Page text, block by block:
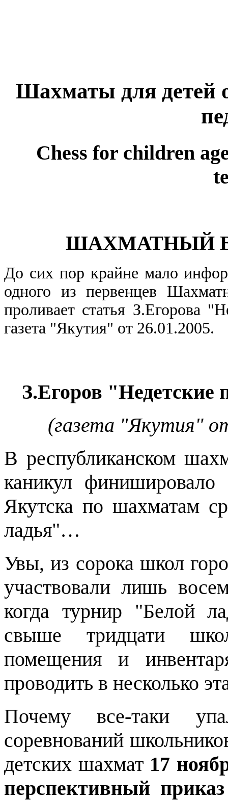
Шахматы для детей
Chess for children
ШАХМАТНЫЙ
До сих пор крайне мало
одного из первенцев
проливает статья З.Егорова
газета "Якутия" от 26.01.2005.
З.Егоров "Недетские
(газета "Якутия"
В республиканском
каникул финишировало
Якутска по шахматам
ладья"…
Увы, из сорока школ
участвовали лишь
когда турнир "Белой
свыше тридцати
помещения и
проводить в несколько
Почему все-таки
соревнований
детских шахмат 17
перспективный